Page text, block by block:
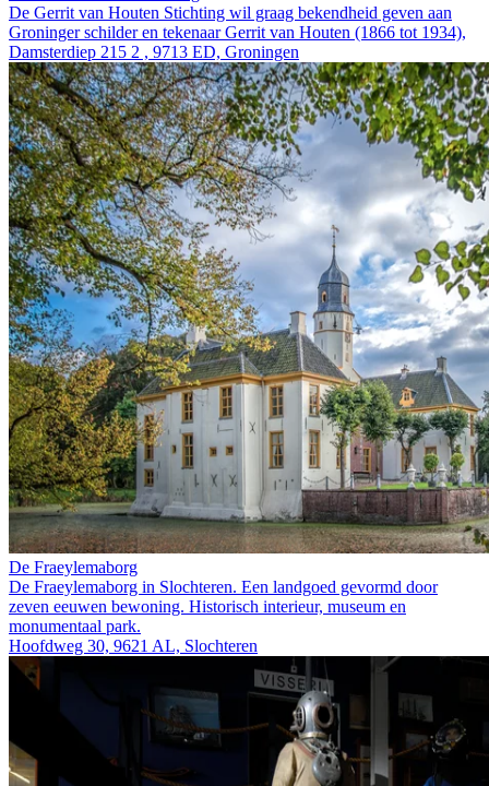
De Gerrit van Houten Stichting wil graag bekendheid geven aan
Groninger schilder en tekenaar Gerrit van Houten (1866 tot 1934),
Damsterdiep 215 2 , 9713 ED, Groningen
De Fraeylemaborg
De Fraeylemaborg in Slochteren. Een landgoed gevormd door
zeven eeuwen bewoning. Historisch interieur, museum en
monumentaal park.
Hoofdweg 30, 9621 AL, Slochteren